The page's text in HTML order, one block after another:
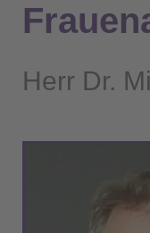
Herr Dr.